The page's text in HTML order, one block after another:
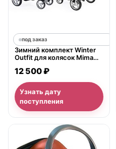
под заказ
Зимний комплект Winter
Outfit для колясок Mima
12 500 ₽
Узнать дату
поступления